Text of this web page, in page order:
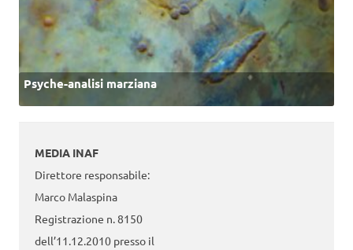
Psyche-analisi marziana
MEDIA INAF
Direttore responsabile:
Marco Malaspina
Registrazione n. 8150
dell’11.12.2010 presso il